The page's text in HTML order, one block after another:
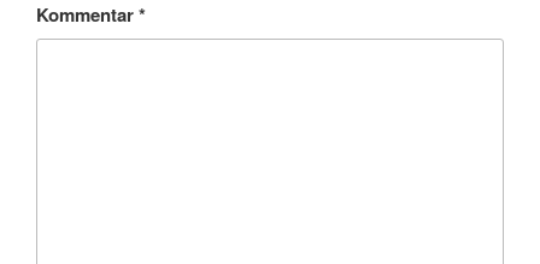
Kommentar*